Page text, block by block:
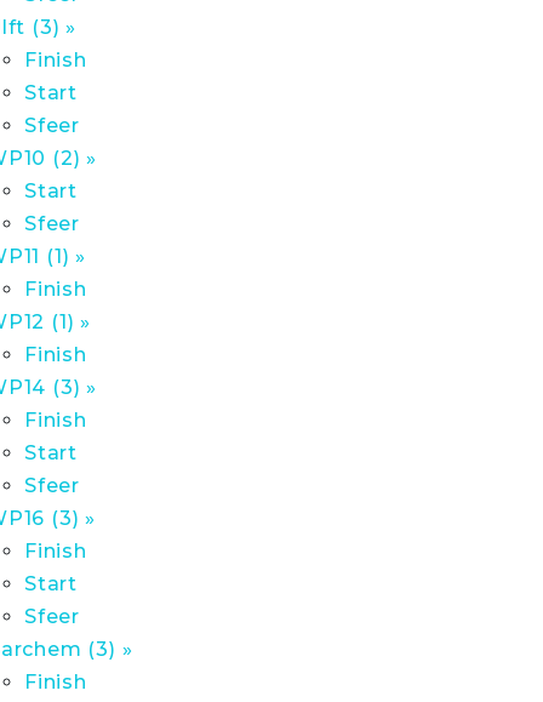
(3) »
Finish
Start
Sfeer
(2) »
Start
Sfeer
(1) »
Finish
(1) »
Finish
(3) »
Finish
Start
Sfeer
(3) »
Finish
Start
Sfeer
(3) »
Finish